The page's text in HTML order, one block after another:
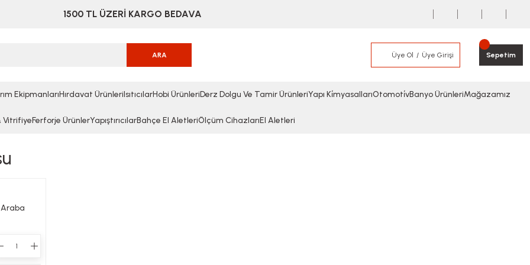
1500 TL ÜZERİ KARGO BEDAVA
ARA Üye Ol Üye Girişi Sepetim
EkipmanlarıHırdavat ÜrünleriIsıtıcılarHobi ÜrünleriDerz Dolgu Ve Tamir ÜrünleriYapı Ki̇myasallarıOtomoti̇vBanyo ÜrünleriMağazamız
VitrifiyeFerforje ÜrünlerYapıştırıcılarBahçe El AletleriÖlçüm CihazlarıEl Aletleri
Araba